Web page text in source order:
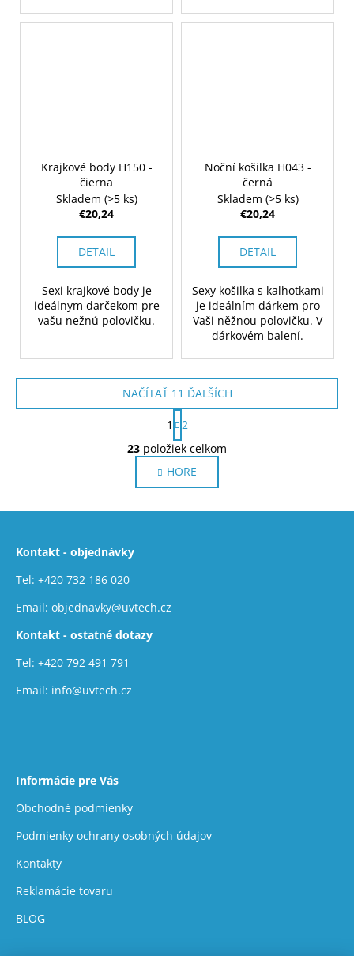
Krajkové body H150 -
čierna
Skladem (>5 ks)
€20,24
DETAIL
Sexi krajkové body je
ideálnym darčekom pre
vašu nežnú polovičku.
Noční košilka H043 -
černá
Skladem (>5 ks)
€20,24
DETAIL
Sexy košilka s kalhotkami
je ideálním dárkem pro
Vaši něžnou polovičku. V
dárkovém balení.
O
v
l
á
d
NAČÍTAŤ 11 ĎALŠÍCH
S
t
r
á
n
k
1
2
23 položiek celkom
HORE
Kontakt - objednávky
Tel: +420 732 186 020
Email: objednavky@uvtech.cz
Kontakt - ostatné dotazy
Tel: +420 792 491 791
Email: info@uvtech.cz
Informácie pre Vás
Obchodné podmienky
Podmienky ochrany osobných údajov
Kontakty
Reklamácie tovaru
BLOG